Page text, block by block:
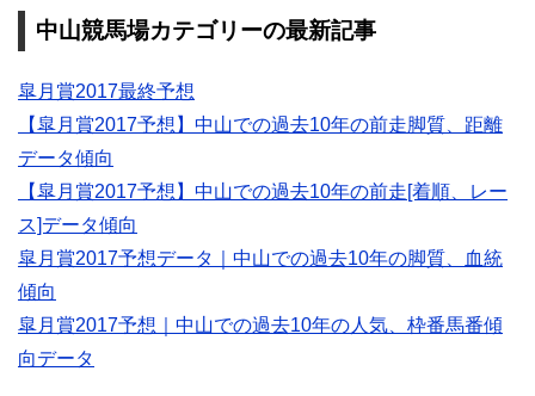
中山競馬場カテゴリーの最新記事
皐月賞2017最終予想
【皐月賞2017予想】中山での過去10年の前走脚質、距離
データ傾向
【皐月賞2017予想】中山での過去10年の前走[着順、レー
ス]データ傾向
皐月賞2017予想データ｜中山での過去10年の脚質、血統
傾向
皐月賞2017予想｜中山での過去10年の人気、枠番馬番傾
向データ